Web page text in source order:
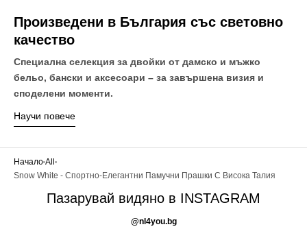
Произведени в България със световно
качество
Специална селекция за двойки от дамско и мъжко
бельо, бански и аксесоари – за завършена визия и
споделени моменти.
Научи повече
Начало All
Snow White - Спортно-Елегантни Памучни Прашки С Висока Талия
Пазарувай видяно в INSTAGRAM
@nl4you.bg